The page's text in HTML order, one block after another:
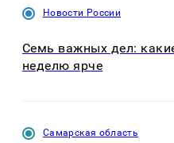
Новости России
Семь важных дел:
неделю ярче
Самарская область